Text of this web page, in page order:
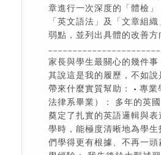
章進行一次深度的「體檢」
「英文語法」及「文章組
弱點，並列出具體的改善方
家長與學生最關心的幾件
其說這是我的履歷，不如
帶來什麼實質幫助： • 專
法律系畢業）： 多年的英
奠定了扎實的英語邏輯與
學時，能極度清晰地為學
們學得更有根據、不再一頭